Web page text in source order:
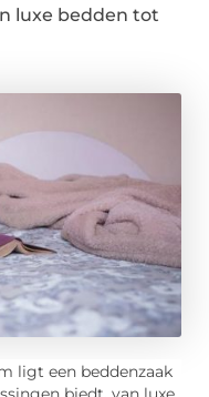
luxe bedden tot
ligt een beddenzaak